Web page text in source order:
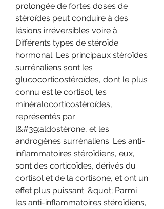
prolongée de fortes doses de
stéroïdes peut conduire à des
lésions irréversibles voire à.
Différents types de stéroïde
hormonal. Les principaux stéroïdes
surrénaliens sont les
glucocorticostéroïdes, dont le plus
connu est le cortisol, les
minéralocorticostéroïdes,
représentés par
l&#39;aldostérone, et les
androgènes surrénaliens. Les anti-
inflammatoires stéroïdiens, eux,
sont des corticoïdes, dérivés du
cortisol et de la cortisone, et ont un
effet plus puissant. &quot; Parmi
les anti-inflammatoires stéroïdiens,